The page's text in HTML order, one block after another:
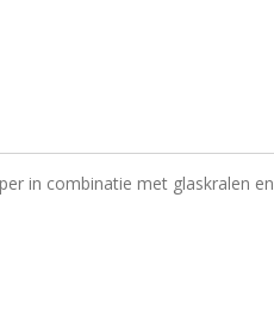
in combinatie met glaskralen en